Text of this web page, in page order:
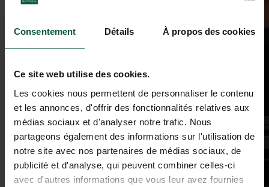
Consentement Détails À propos des cookies
Ce site web utilise des cookies.
Les cookies nous permettent de personnaliser le contenu
et les annonces, d'offrir des fonctionnalités relatives aux
médias sociaux et d'analyser notre trafic. Nous
partageons également des informations sur l'utilisation de
notre site avec nos partenaires de médias sociaux, de
publicité et d'analyse, qui peuvent combiner celles-ci
avec d'autres informations que vous leur avez fournies